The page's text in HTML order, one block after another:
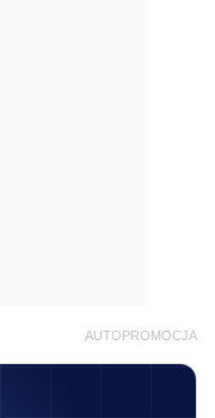
AUTOPROMOCJA